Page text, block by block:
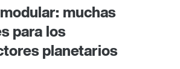
muchas
para los
planetarios